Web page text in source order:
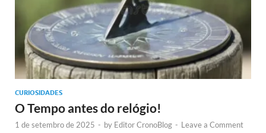
CURIOSIDADES
O Tempo antes do relógio!
1 de setembro de 2025 - by Editor CronoBlog - Leave a Comment